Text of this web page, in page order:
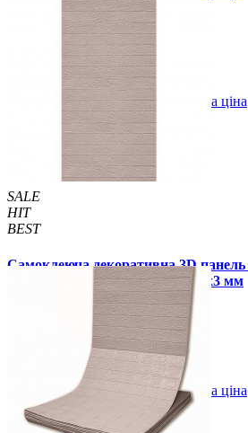
/шт 140 грн./шт
Купити В закладки Оптова ціна
SALE
HIT
BEST
Самоклеюча декоративна 3D панель
золото в рулоні 20 м 20000x700x3 мм
2699 грн. /шт
Купити В закладки Оптова ціна